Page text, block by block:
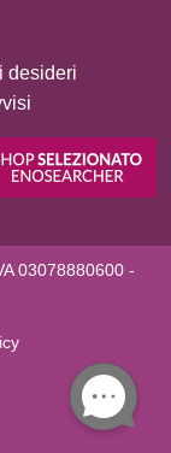
desideri
03078880600 -